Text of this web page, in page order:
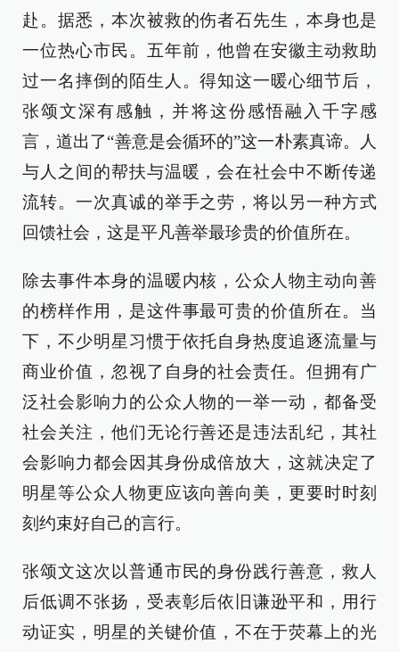
赴。据悉，本次被救的伤者石先生，本身也是
一位热心市民。五年前，他曾在安徽主动救助
过一名摔倒的陌生人。得知这一暖心细节后，
张颂文深有感触，并将这份感悟融入千字感
言，道出了“善意是会循环的”这一朴素真谛。人
与人之间的帮扶与温暖，会在社会中不断传递
流转。一次真诚的举手之劳，将以另一种方式
回馈社会，这是平凡善举最珍贵的价值所在。
除去事件本身的温暖内核，公众人物主动向善
的榜样作用，是这件事最可贵的价值所在。当
下，不少明星习惯于依托自身热度追逐流量与
商业价值，忽视了自身的社会责任。但拥有广
泛社会影响力的公众人物的一举一动，都备受
社会关注，他们无论行善还是违法乱纪，其社
会影响力都会因其身份成倍放大，这就决定了
明星等公众人物更应该向善向美，更要时时刻
刻约束好自己的言行。
张颂文这次以普通市民的身份践行善意，救人
后低调不张扬，受表彰后依旧谦逊平和，用行
动证实，明星的关键价值，不在于荧幕上的光